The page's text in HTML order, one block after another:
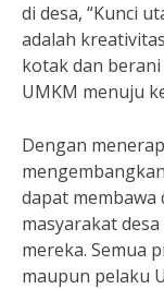
di desa, “Kunci
adalah
kotak dan
UMKM menuju
Dengan
dapat
masyarakat
mereka. Semua
maupun pelaku